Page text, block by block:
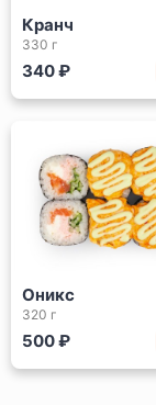
Кранч
330 г
340 ₽
Оникс
320 г
500 ₽